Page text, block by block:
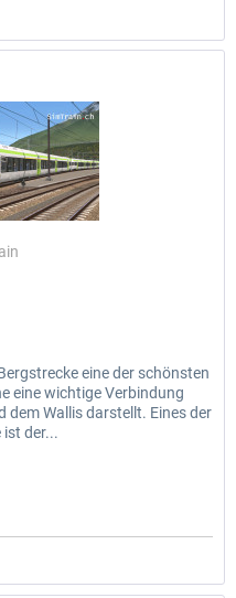
eine der schönsten
eine wichtige Verbindung
dem Wallis darstellt. Eines der
ist der...